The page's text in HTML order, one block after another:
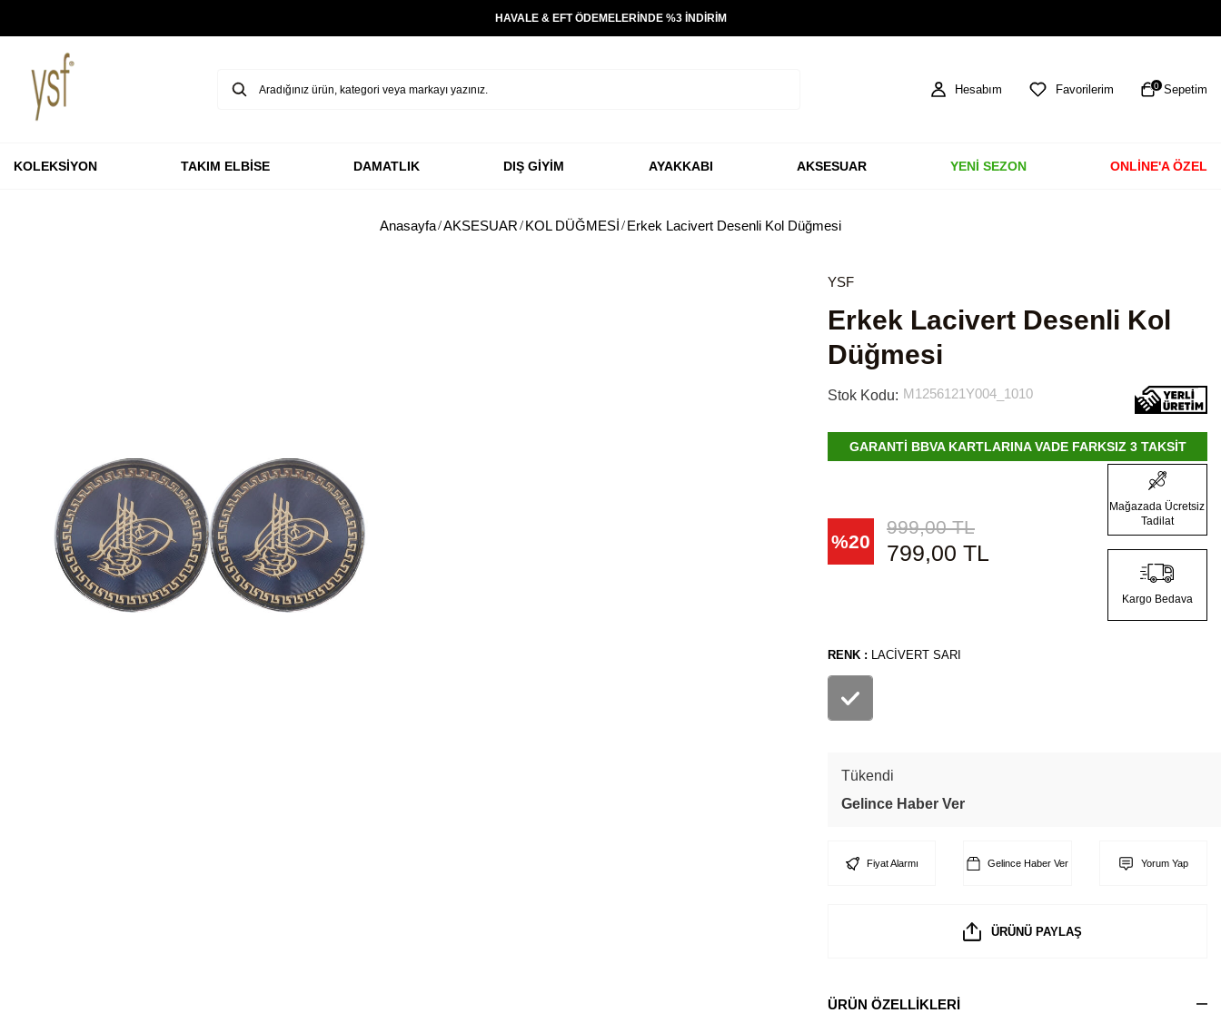
HAVALE & EFT ÖDEMELERİNDE %3 İNDİRİM
Hesabım Favorilerim 0 Sepetim
KOLEKSİYON TAKIM ELBİSE DAMATLIK DIŞ GİYİM AYAKKABI AKSESUAR YENİ SEZON ONLİNE'A ÖZEL
Anasayfa AKSESUAR KOL DÜĞMESİ Erkek Lacivert Desenli Kol Düğmesi
YSF
Erkek Lacivert Desenli Kol
Düğmesi
Stok Kodu: M1256121Y004_1010
GARANTİ BBVA KARTLARINA VADE FARKSIZ 3 TAKSİT
%20
999,00TL
799,00 TL
Mağazada Ücretsiz
Tadilat
Kargo Bedava
RENK : LACIVERT SARI
Tükendi
Gelince Haber Ver
Fiyat Alarmı Gelince Haber Ver Yorum Yap
ÜRÜNÜ PAYLAŞ
ÜRÜN ÖZELLİKLERİ